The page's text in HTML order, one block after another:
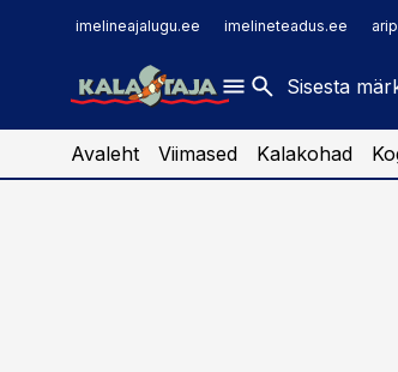
imelineajalugu.ee imelineteadus.ee
imelineteadus.ee
kaubandus.ee
Avaleht Viimased Kalakohad